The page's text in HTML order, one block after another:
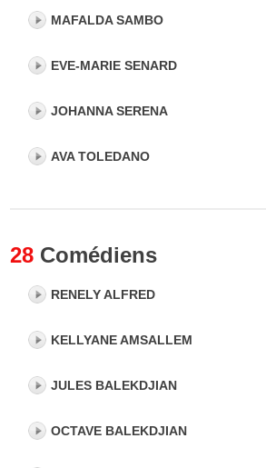
MAFALDA SAMBO
EVE-MARIE SENARD
JOHANNA SERENA
AVA TOLEDANO
28 Comédiens
RENELY ALFRED
KELLYANE AMSALLEM
JULES BALEKDJIAN
OCTAVE BALEKDJIAN